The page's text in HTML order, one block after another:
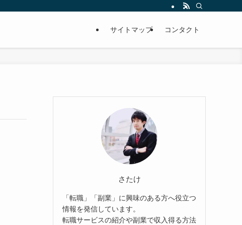
サイトマップ コンタクト
さたけ
「転職」「副業」に興味のある方へ役立つ
情報を発信しています。
転職サービスの紹介や副業で収入得る方法